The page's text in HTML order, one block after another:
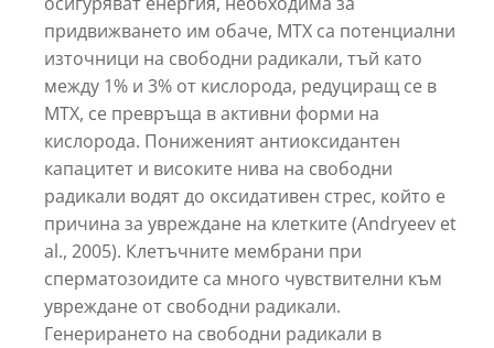
придвижването им обаче, МТХ са потенциални
източници на свободни радикали, тъй като
между 1% и 3% от кислорода, редуциращ се в
МТХ, се превръща в активни форми на
кислорода. Пониженият антиоксидантен
капацитет и високите нива на свободни
радикали водят до оксидативен стрес, който е
причина за увреждане на клетките (Andryeev et
al., 2005). Клетъчните мембрани при
сперматозоидите са много чувствителни към
увреждане от свободни радикали.
Генерирането на свободни радикали в